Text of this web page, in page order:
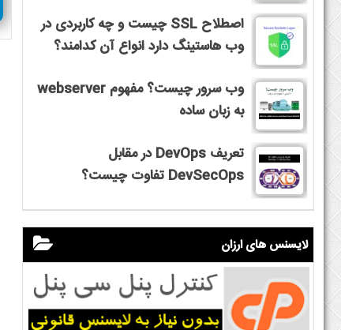
اصطلاح SSL چیست و چه کاربردی در
وب هاستینگ دارد انواع آن کدامند؟
وب سرور چیست؟ مفهوم webserver
به زبان ساده
تعریف DevOps در مقابل
DevSecOps تفاوت چیست؟
لایسنس های ارزان